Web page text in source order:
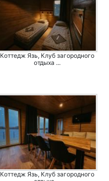
Коттедж Язь, Клуб загородного
отдыха ...
Коттедж Язь, Клуб загородного